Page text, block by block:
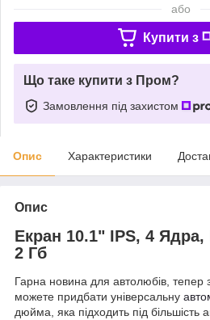
або
Купити з
Що таке купити з Пром?
Замовлення під захистом
Опис Характеристики
Опис
Екран 10.1" IPS, 4 Ядра,
2 Гб
Гарна новина для автолюбів, тепер
можете придбати універсальну
дюйма, яка підходить під більшість